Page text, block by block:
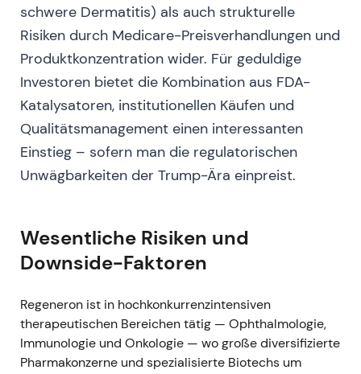
Kandidaten wurden erste klinische Studien am
Menschen eingeleitet – das Unternehmen
betonte die zügige Weiterentwicklung neuer
monoklonaler Antikörper[34], [32].
Die Anlegerwahrnehmung verschob sich hin zu
F&E-Kompetenz: Regeneron positionierte sich
als „vorbereitet" auf Variantenrisiken und als
Unternehmen, das Antikörper-Assets neu
entwickeln kann – kein reiner COVID-
Einzweckanbieter [34].
wiederkehrende Umsatzströme abwartete.
Einbruch der US-REGEN‑COV-Umsätze
Angesichts der Omikron-Dominanz und der
EUA-Einschränkung verzeichnete Regeneron
im Q1 2022 faktisch keine US-REGEN‑COV-
schwere Dermatitis) als auch strukturelle
Risiken durch Medicare-Preisverhandlungen und
Produktkonzentration wider. Für geduldige
Investoren bietet die Kombination aus FDA-
Katalysatoren, institutionellen Käufen und
Qualitätsmanagement einen interessanten
Einstieg – sofern man die regulatorischen
Unwägbarkeiten der Trump-Ära einpreist.
Wesentliche Risiken und
Downside-Faktoren
Regeneron ist in hochkonkurrenzintensiven
therapeutischen Bereichen tätig — Ophthalmologie,
Immunologie und Onkologie — wo große diversifizierte
Pharmakonzerne und spezialisierte Biotechs um